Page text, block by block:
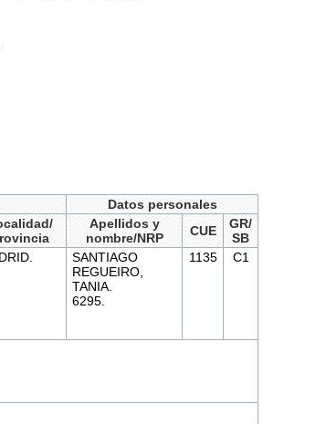
Datos personales
Apellidos y
nombre/NRP
CUE
GR/
SB
SANTIAGO
REGUEIRO,
TANIA.
6295.
1135 C1